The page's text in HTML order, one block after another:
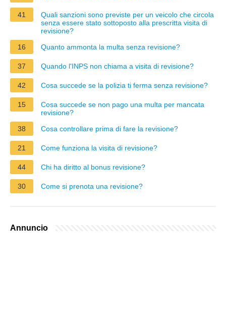
41
Quali sanzioni sono previste per un veicolo che circola
senza essere stato sottoposto alla prescritta visita di
revisione?
16
Quanto ammonta la multa senza revisione?
37 Quando l'INPS non chiama a visita di revisione?
42 Cosa succede se la polizia ti ferma senza revisione?
15
Cosa succede se non pago una multa per mancata
revisione?
38
Cosa controllare prima di fare la revisione?
21 Come funziona la visita di revisione?
44 Chi ha diritto al bonus revisione?
30 Come si prenota una revisione?
Annuncio